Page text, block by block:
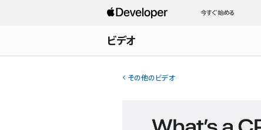
今すぐ始める
ビデオ
その他のビデオ